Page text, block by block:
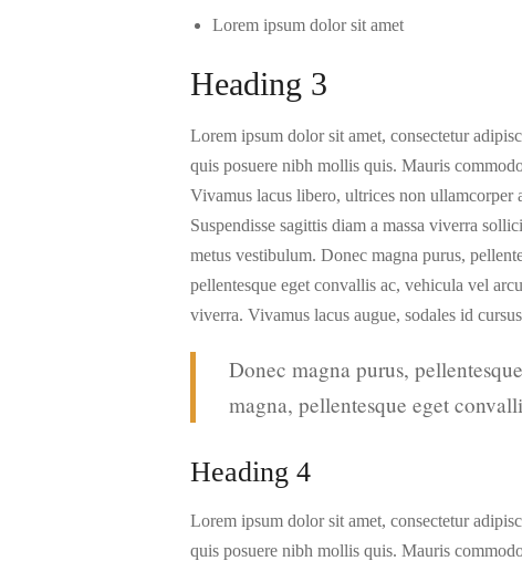
Lorem ipsum dolor sit amet
Heading 3
Lorem ipsum dolor sit amet, consectetur
quis posuere nibh mollis quis. Mauris
Vivamus lacus libero, ultrices non ullamcorper
Suspendisse sagittis diam a massa viverra
metus vestibulum. Donec magna purus,
pellentesque eget convallis ac, vehicula vel
viverra. Vivamus lacus augue, sodales id
Donec magna purus,
magna, pellentesque eget
Heading 4
Lorem ipsum dolor sit amet, consectetur
quis posuere nibh mollis quis. Mauris